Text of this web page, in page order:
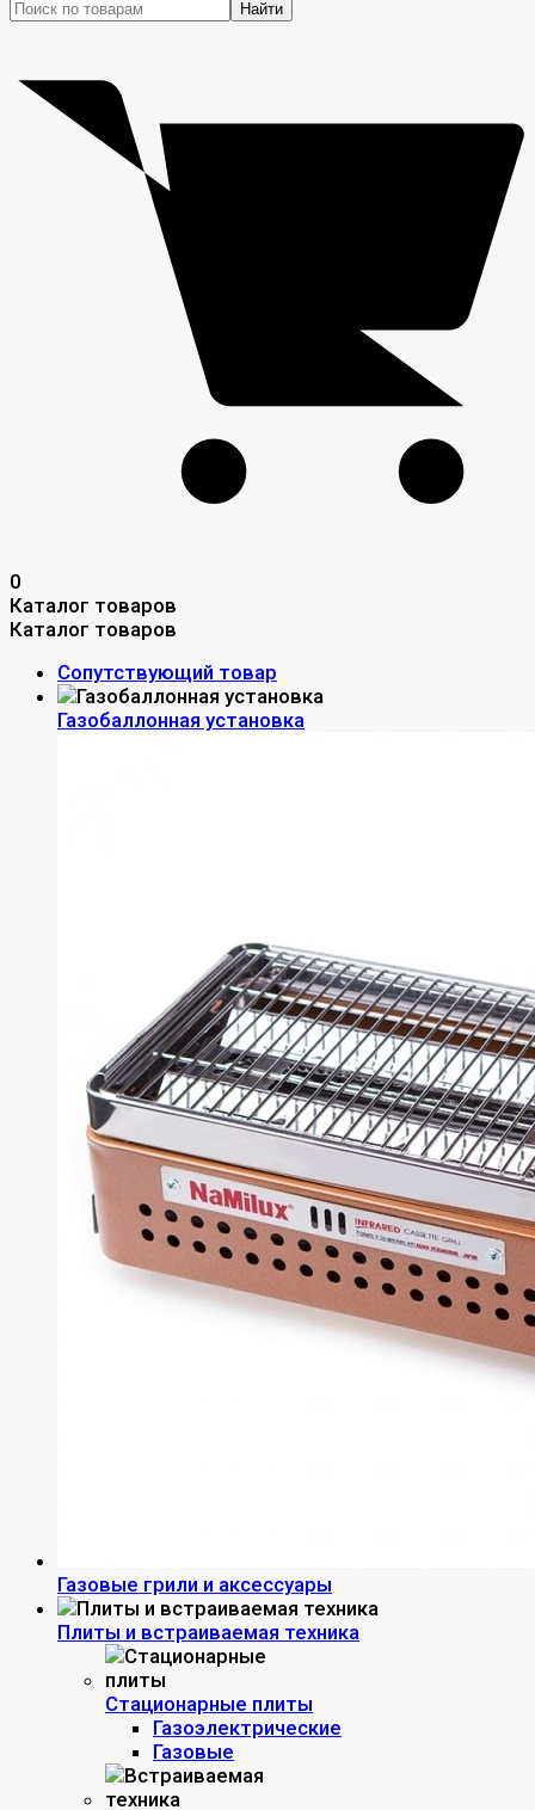
Найти
0
Каталог товаров
Каталог товаров
Сопутствующий товар
Газобаллонная установка
Газовые грили и аксессуары
Плиты и встраиваемая техника
Стационарные плиты
Газоэлектрические
Газовые